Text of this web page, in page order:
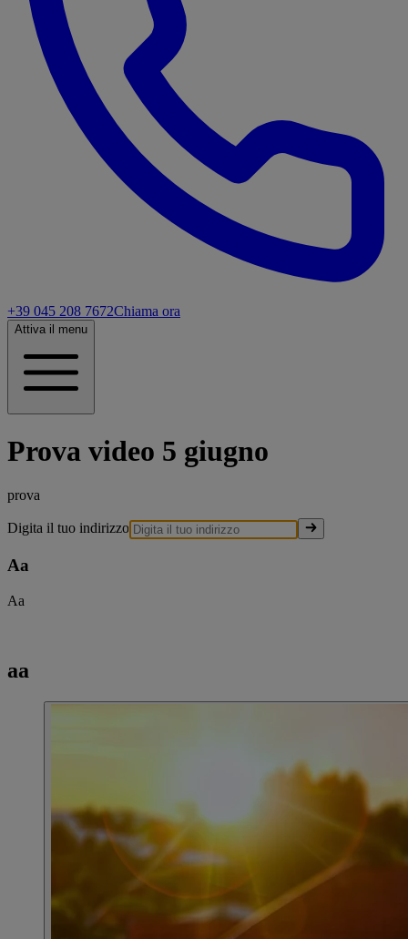
+39 045 208 7672Chiama ora
Attiva il menu
Prova video 5 giugno
prova
Digita il tuo indirizzo
Aa
Aa
aa